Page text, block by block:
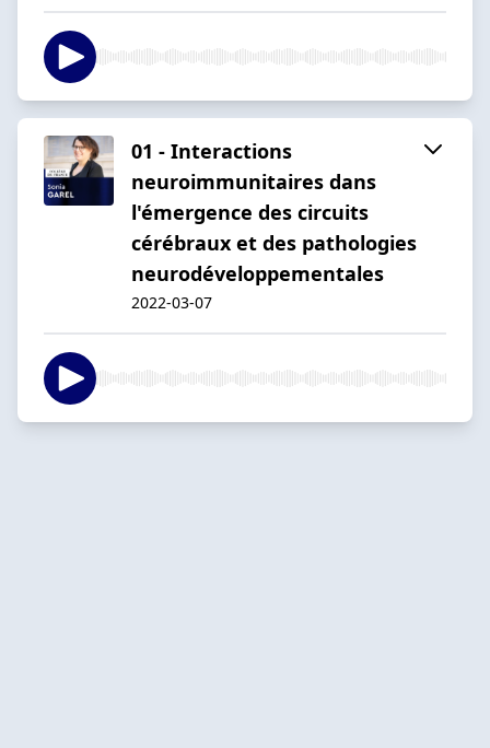
01 - Interactions
neuroimmunitaires dans
l'émergence des circuits
cérébraux et des pathologies
neurodéveloppementales
2022-03-07